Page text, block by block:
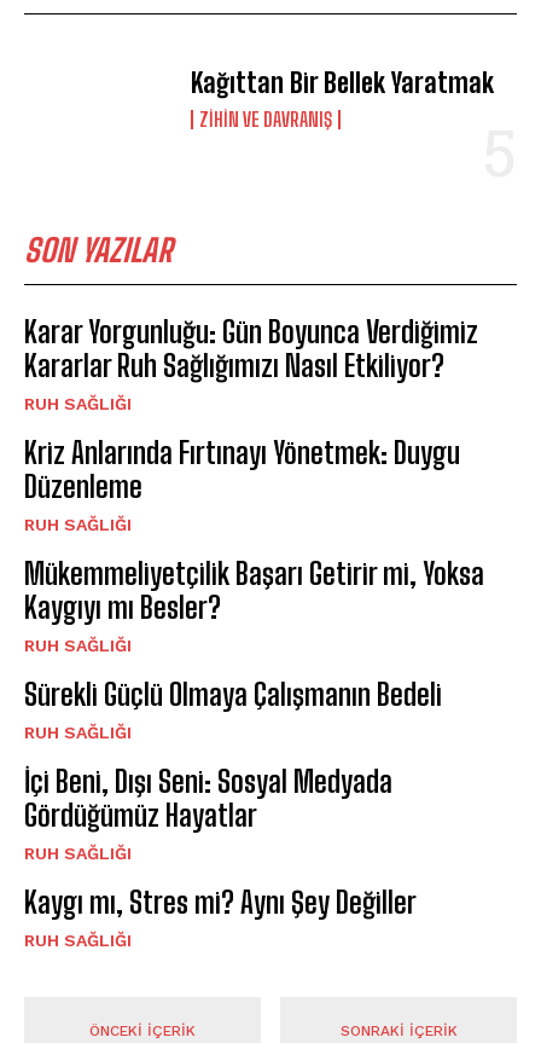
Kağıttan Bir Bellek Yaratmak
⁠ZIHIN VE DAVRANIŞ
SON YAZILAR
Karar Yorgunluğu: Gün Boyunca Verdiğimiz
Kararlar Ruh Sağlığımızı Nasıl Etkiliyor?
⁠RUH SAĞLIĞI
Kriz Anlarında Fırtınayı Yönetmek: Duygu
Düzenleme
⁠RUH SAĞLIĞI
Mükemmeliyetçilik Başarı Getirir mi, Yoksa
Kaygıyı mı Besler?
⁠RUH SAĞLIĞI
Sürekli Güçlü Olmaya Çalışmanın Bedeli
⁠RUH SAĞLIĞI
İçi Beni, Dışı Seni: Sosyal Medyada
Gördüğümüz Hayatlar
⁠RUH SAĞLIĞI
Kaygı mı, Stres mi? Aynı Şey Değiller
⁠RUH SAĞLIĞI
ÖNCEKI İÇERIK SONRAKI İÇERIK